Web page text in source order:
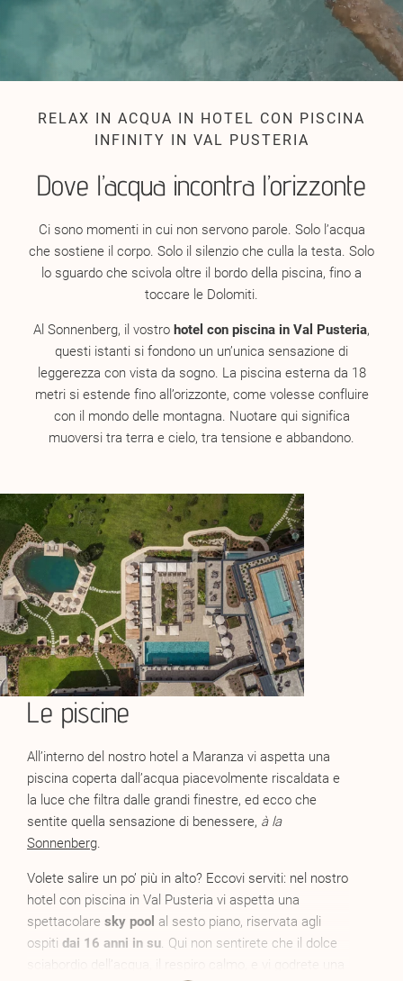
RELAX IN ACQUA IN HOTEL CON PISCINA
INFINITY IN VAL PUSTERIA
Dove l’acqua incontra l’orizzonte
Ci sono momenti in cui non servono parole. Solo l’acqua
che sostiene il corpo. Solo il silenzio che culla la testa. Solo
lo sguardo che scivola oltre il bordo della piscina, fino a
toccare le Dolomiti.
Al Sonnenberg, il vostro hotel con piscina in Val Pusteria,
questi istanti si fondono un un’unica sensazione di
leggerezza con vista da sogno. La piscina esterna da 18
metri si estende fino all’orizzonte, come volesse confluire
con il mondo delle montagna. Nuotare qui significa
muoversi tra terra e cielo, tra tensione e abbandono.
Le piscine
All’interno del nostro hotel a Maranza vi aspetta una
piscina coperta dall’acqua piacevolmente riscaldata e
la luce che filtra dalle grandi finestre, ed ecco che
sentite quella sensazione di benessere, à la
Sonnenberg.
Volete salire un po’ più in alto? Eccovi serviti: nel nostro
hotel con piscina in Val Pusteria vi aspetta una
spettacolare sky pool al sesto piano, riservata agli
ospiti dai 16 anni in su. Qui non sentirete che il dolce